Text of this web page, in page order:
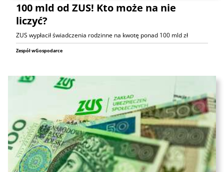
100 mld od ZUS! Kto może na nie
liczyć?
ZUS wypłacił świadczenia rodzinne na kwotę ponad 100 mld zł
Zespół wGospodarce